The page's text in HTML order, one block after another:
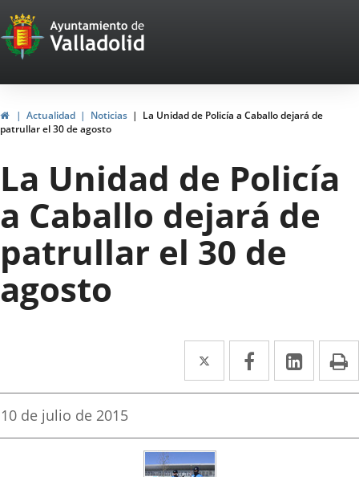
Portal
Web
del
Ayuntamiento
de
Valladolid
InicioActualidad Noticias
La Unidad de Policía a Caballo dejará de
patrullar el 30 de agosto
La Unidad de Policía
a Caballo dejará de
patrullar el 30 de
agosto
Twitter
Enlace
a
aplicación
externa.
Facebook
Enlace
a
aplicación
Enlace
a
Fecha
la
10 de julio de 2015